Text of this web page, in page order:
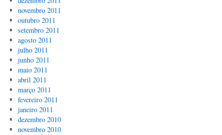
novembro 2011
outubro 2011
setembro 2011
agosto 2011
julho 2011
junho 2011
maio 2011
abril 2011
março 2011
fevereiro 2011
janeiro 2011
dezembro 2010
novembro 2010